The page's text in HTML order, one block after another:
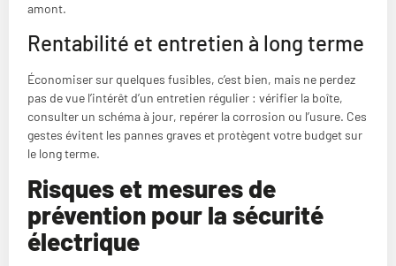
amont.
Rentabilité et entretien à long terme
Économiser sur quelques fusibles, c’est bien, mais ne perdez
pas de vue l’intérêt d’un entretien régulier : vérifier la boîte,
consulter un schéma à jour, repérer la corrosion ou l’usure. Ces
gestes évitent les pannes graves et protègent votre budget sur
le long terme.
Risques et mesures de
prévention pour la sécurité
électrique